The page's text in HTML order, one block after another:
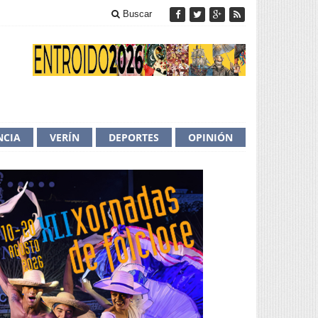
Buscar
OPINIÓN
DEPORTES
VERÍN